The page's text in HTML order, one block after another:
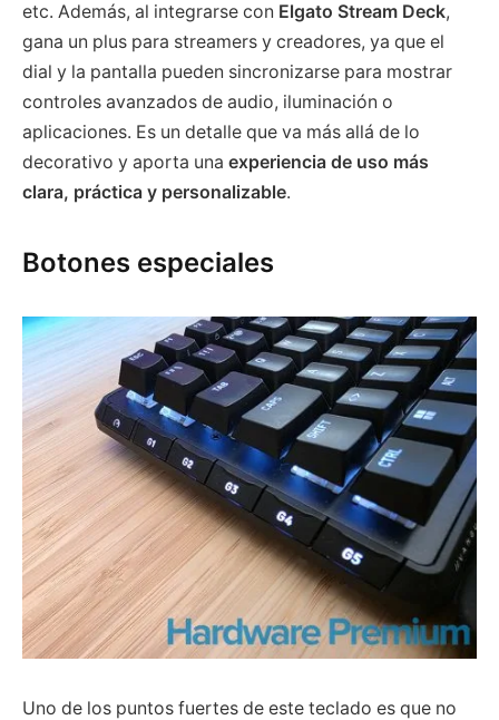
etc. Además, al integrarse con Elgato Stream Deck,
gana un plus para streamers y creadores, ya que el
dial y la pantalla pueden sincronizarse para mostrar
controles avanzados de audio, iluminación o
aplicaciones. Es un detalle que va más allá de lo
decorativo y aporta una experiencia de uso más
clara, práctica y personalizable.
Botones especiales
Uno de los puntos fuertes de este teclado es que no